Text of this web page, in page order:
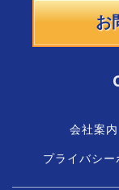
お
会社案内
プライバシー